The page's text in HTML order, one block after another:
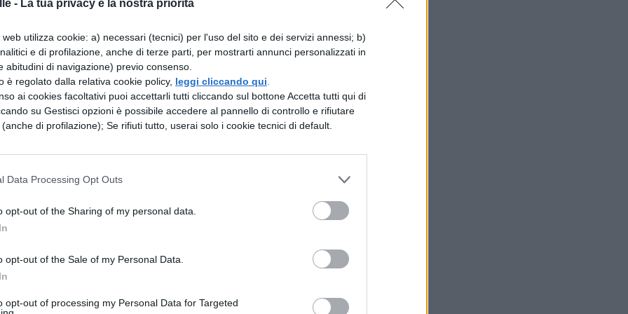
- La tua privacy è la nostra priorità
utilizza cookie: a) necessari (tecnici) per l'uso del sito e dei servizi annessi; b)
e di profilazione, anche di terze parti, per mostrarti annunci personalizzati in
abitudini di navigazione) previo consenso.
è regolato dalla relativa cookie policy, leggi cliccando qui
ai cookies facoltativi puoi accettarli tutti cliccando sul bottone Accetta tutti qui di
su Gestisci opzioni è possibile accedere al pannello di controllo e rifiutare
di profilazione); Se rifiuti tutto, userai solo i cookie tecnici di default.
Data Processing Opt Outs
opt-out of the Sharing of my personal data.
opt-out of the Sale of my Personal Data.
opt-out of processing my Personal Data for Targeted
perché a tale motivo si turbassero
del luogo
al valore dei nemici, pensando sulla
meditato, fece
e schierò l’esercito in luogo adatto.
meno dentro le
favorevole, fatto in lieve scontro di
l’esercito
questo anche il giorno dopo, pensando fosse